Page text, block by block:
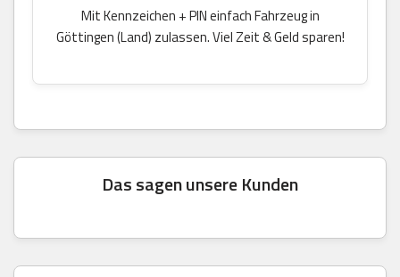
Mit Kennzeichen + PIN einfach Fahrzeug in
Göttingen (Land) zulassen. Viel Zeit & Geld sparen!
Das sagen unsere Kunden